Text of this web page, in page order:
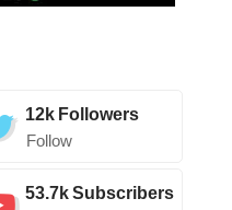
12k Followers
Follow
53.7kSubscribers